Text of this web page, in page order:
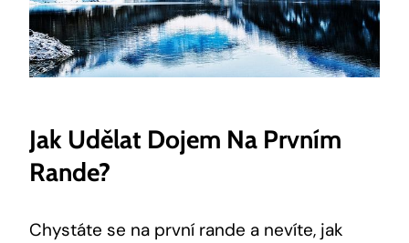
Jak Udělat Dojem Na Prvním
Rande?
Chystáte se na první rande a nevíte, jak